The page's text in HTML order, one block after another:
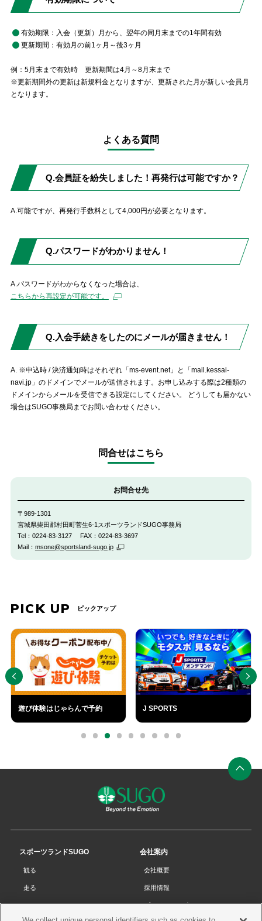
有効期限：入会（更新）月から、翌年の同月末までの1年間有効
更新期間：有効月の前1ヶ月～後3ヶ月
例：5月末まで有効時 更新期間は4月～8月末まで
※更新期間外の更新は新規料金となりますが、更新された月が新しい会員月
となります。
よくある質問
Q.会員証を紛失しました！再発行は可能ですか？
A.可能ですが、再発行手数料として4,000円が必要となります。
Q.パスワードがわかりません！
A.パスワードがわからなくなった場合は、
こちらから再設定が可能です。
Q.入会手続きをしたのにメールが届きません！
A. ※申込時 / 決済通知時はそれぞれ「ms-event.net」と「mail.kessai-
navi.jp」のドメインでメールが送信されます。お申し込みする際は2種類の
ドメインからメールを受信できる設定にしてください。 どうしても届かない
場合はSUGO事務局までお問い合わせください。
問合せはこちら
お問合せ先
〒989-1301
宮城県柴田郡村田町菅生6-1スポーツランドSUGO事務局
Tel：0224-83-3127 FAX：0224-83-3697
Mail： msone@sportsland-sugo.jp
PICK UP ピックアップ
SUGO CAFÉ
SUGO
ふるさと納税
外
部
0 1 2 3 4 5 6 7 8
PREV NEXT
の
スポーツランドSUGO
観る
走る
チケット
会社案内
会社概要
採用情報
プライバシーポリシー